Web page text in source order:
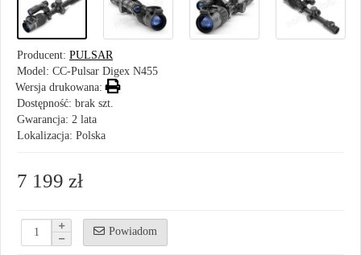
Producent: PULSAR
Model: CC-Pulsar Digex N455
Wersja drukowana:
Dostępność: brak szt.
Gwarancja: 2 lata
Lokalizacja: Polska
7 199 zł
Powiadom